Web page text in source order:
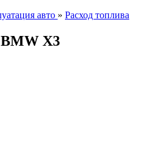
авто » Расход топлива
BMW X3